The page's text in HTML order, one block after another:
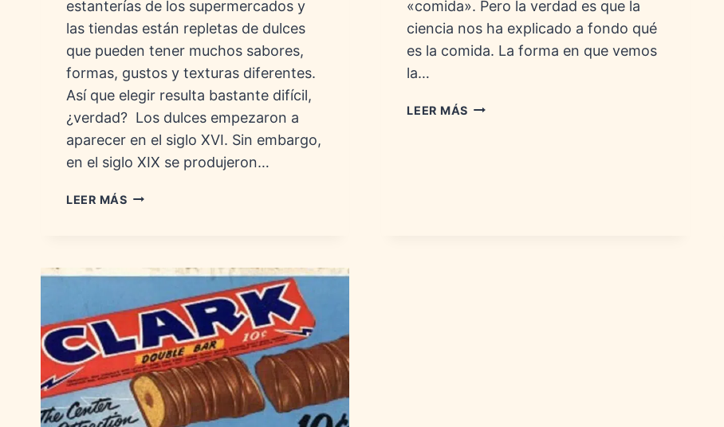
estanterías de los supermercados y
las tiendas están repletas de dulces
que pueden tener muchos sabores,
formas, gustos y texturas diferentes.
Así que elegir resulta bastante difícil,
¿verdad? Los dulces empezaron a
aparecer en el siglo XVI. Sin embargo,
en el siglo XIX se produjeron…
LEER MÁSEL
ANTIGUO
AÚN
SE
FABRICA:
HISTORIA,
MARCAS
Y
CURIOSIDADES
«comida». Pero la verdad es que la
ciencia nos ha explicado a fondo qué
es la comida. La forma en que vemos
la…
LEER MÁS DULCES: